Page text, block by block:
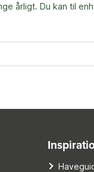
årligt. Du kan til